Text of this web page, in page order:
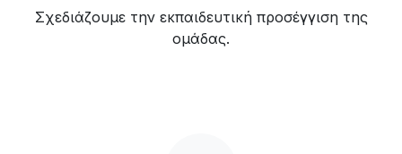
Σχεδιάζουμε την εκπαιδευτική προσέγγιση της
ομάδας.